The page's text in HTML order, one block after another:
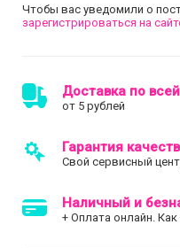
Чтобы вас уведомили о
зарегистрироваться на
Доставка по
от 5 рублей
Гарантия
Свой сервисный
Наличный и
+ Оплата онлайн.